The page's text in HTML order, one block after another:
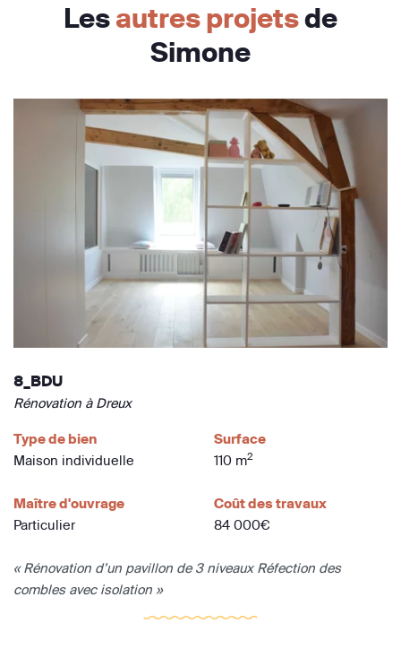
Lesautres projetsde
Simone
8_BDU
Rénovation à Dreux
Type de bien
Maison individuelle
Surface
110 m2
Maître d'ouvrage
Particulier
Coût des travaux
84 000€
« Rénovation d’un pavillon de 3 niveaux Réfection des
combles avec isolation »